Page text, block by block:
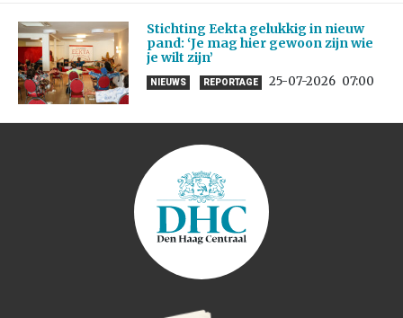
Stichting Eekta gelukkig in nieuw
pand: ‘Je mag hier gewoon zijn wie
je wilt zijn’
NIEUWS REPORTAGE 25-07-2026 07:00